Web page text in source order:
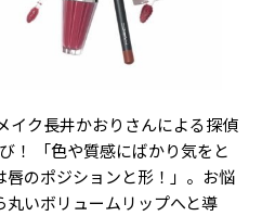
イク長井かおりさんによる探偵
！ 「色や質感にばかり気をと
唇のポジションと形！」。お悩
いボリュームリップへと導